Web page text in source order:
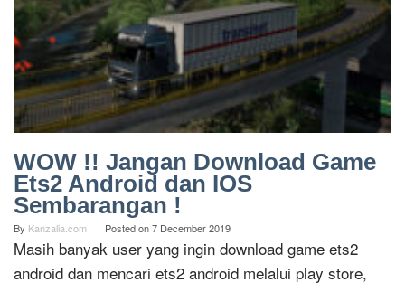
WOW !! Jangan Download Game
Ets2 Android dan IOS
Sembarangan !
By Kanzalia.com Posted on7 December 2019
Masih banyak user yang ingin download game ets2
android dan mencari ets2 android melalui play store,